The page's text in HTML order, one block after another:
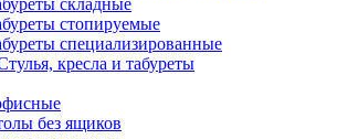
складные
стопируемые
специализированные
кресла и табуреты
без ящиков